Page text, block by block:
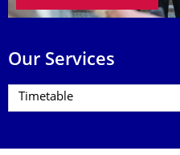
Our Services